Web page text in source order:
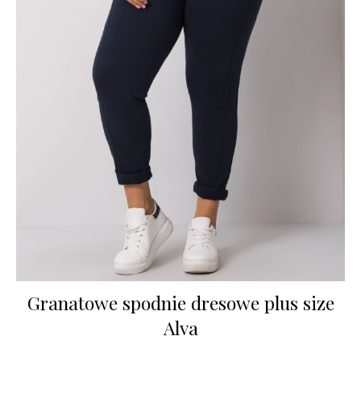
Granatowe spodnie dresowe plus size
Alva